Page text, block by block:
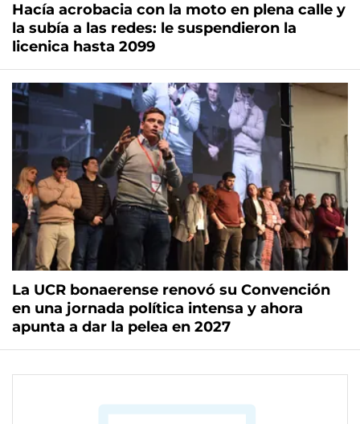
Hacía acrobacia con la moto en plena calle y
la subía a las redes: le suspendieron la
licenica hasta 2099
La UCR bonaerense renovó su Convención
en una jornada política intensa y ahora
apunta a dar la pelea en 2027